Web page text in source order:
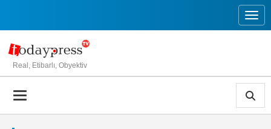
Real, Etibarlı, Obyektiv